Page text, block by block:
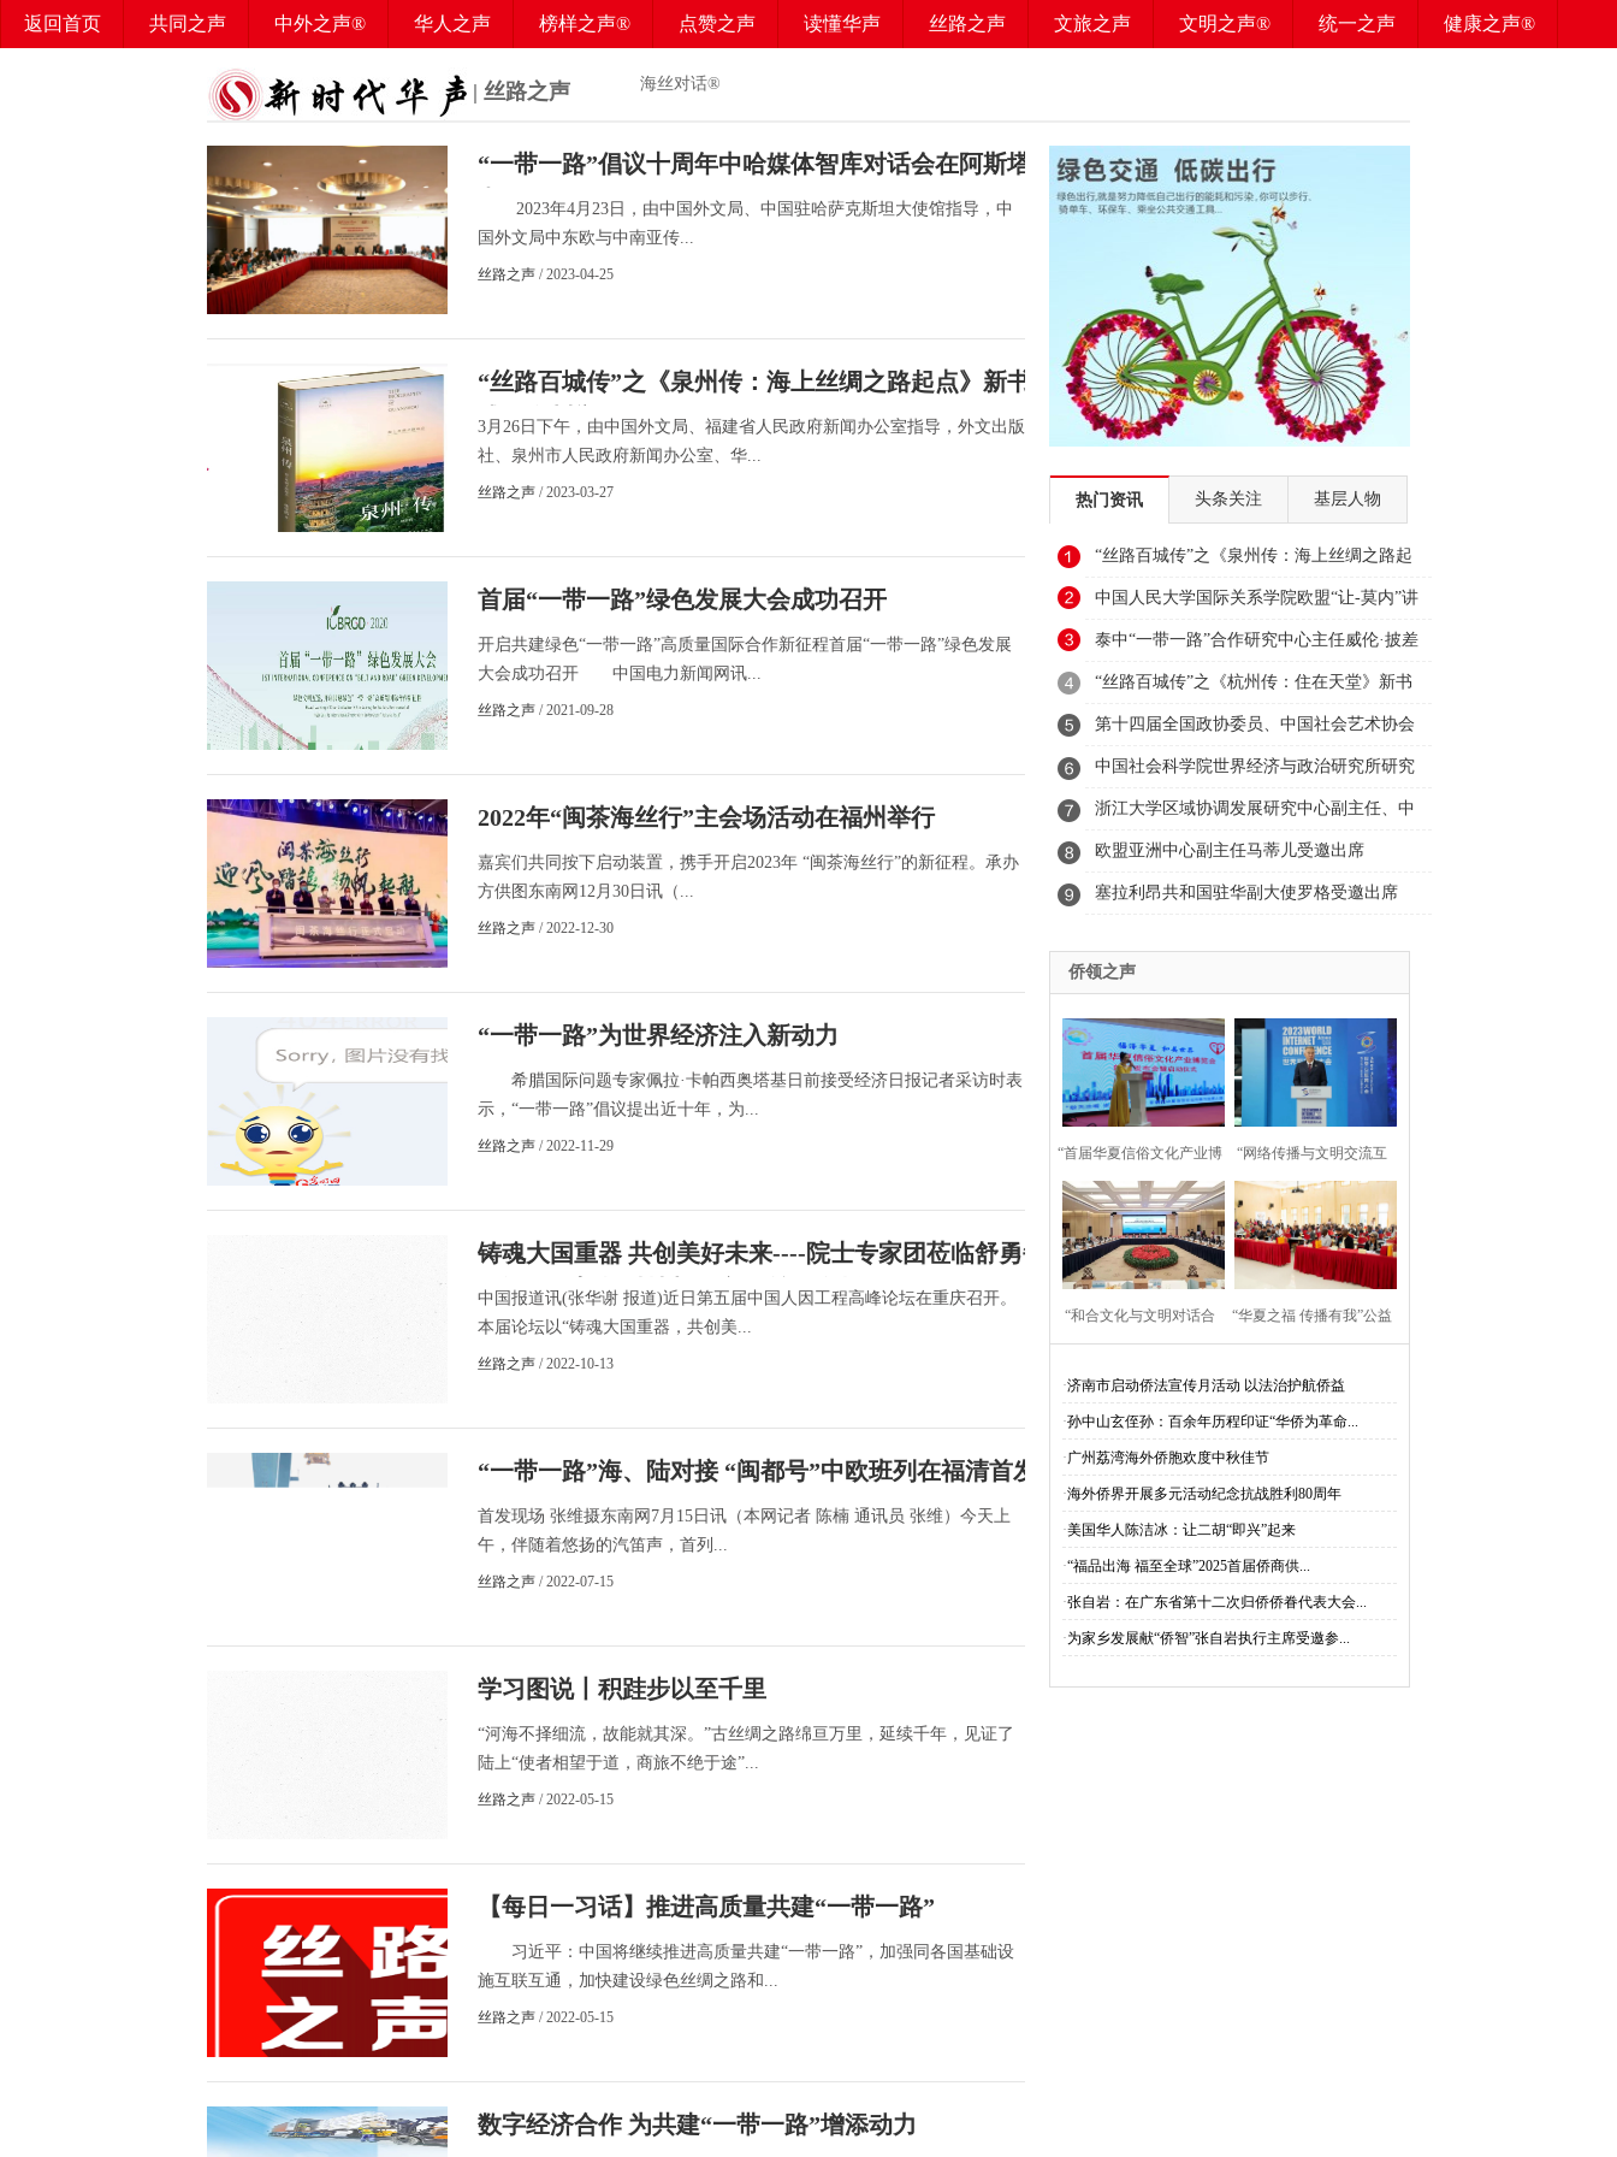
返回首页 共同之声 中外之声® 华人之声 榜样之声® 点赞之声 读懂华声 丝路之声 文旅之声 文明之声® 统一之声 健康之声®
百姓之声® 华声学堂
| 丝路之声 海丝对话®
“一带一路”倡议十周年中哈媒体智库对话会在阿斯塔纳举
2023年4月23日，由中国外文局、中国驻哈萨克斯坦大使馆指导，中
国外文局中东欧与中南亚传...
丝路之声 / 2023-04-25
“丝路百城传”之《泉州传：海上丝绸之路起点》新书首发
式在泉州举行
3月26日下午，由中国外文局、福建省人民政府新闻办公室指导，外文出版
社、泉州市人民政府新闻办公室、华...
丝路之声 / 2023-03-27
首届“一带一路”绿色发展大会成功召开
开启共建绿色“一带一路”高质量国际合作新征程首届“一带一路”绿色发展
大会成功召开 中国电力新闻网讯...
丝路之声 / 2021-09-28
2022年“闽茶海丝行”主会场活动在福州举行
嘉宾们共同按下启动装置，携手开启2023年 “闽茶海丝行”的新征程。承办
方供图东南网12月30日讯（...
丝路之声 / 2022-12-30
“一带一路”为世界经济注入新动力
希腊国际问题专家佩拉·卡帕西奥塔基日前接受经济日报记者采访时表
示，“一带一路”倡议提出近十年，为...
丝路之声 / 2022-11-29
铸魂大国重器 共创美好未来----院士专家团莅临舒勇每日一
画巡展，架起科技与人文的丝路金桥
中国报道讯(张华谢 报道)近日第五届中国人因工程高峰论坛在重庆召开。
本届论坛以“铸魂大国重器，共创美...
丝路之声 / 2022-10-13
“一带一路”海、陆对接 “闽都号”中欧班列在福清首发
首发现场 张维摄东南网7月15日讯（本网记者 陈楠 通讯员 张维）今天上
午，伴随着悠扬的汽笛声，首列...
丝路之声 / 2022-07-15
学习图说丨积跬步以至千里
“河海不择细流，故能就其深。”古丝绸之路绵亘万里，延续千年，见证了
陆上“使者相望于道，商旅不绝于途”...
丝路之声 / 2022-05-15
【每日一习话】推进高质量共建“一带一路”
习近平：中国将继续推进高质量共建“一带一路”，加强同各国基础设
施互联互通，加快建设绿色丝绸之路和...
丝路之声 / 2022-05-15
数字经济合作 为共建“一带一路”增添动力
热门资讯 头条关注 基层人物
“丝路百城传”之《泉州传：海上丝绸之路起
点》新书首发式在泉州举行
中国人民大学国际关系学院欧盟“让-莫内”讲
席教授、国际事务研究所所长、欧盟研究中
心主任王义桅受邀出席2023“为人类造福·与
丝路对话”活动并发言
泰中“一带一路”合作研究中心主任威伦·披差
翁帕迪受邀出席2023“为人类造福·与丝路对
话”活动并发言
“丝路百城传”之《杭州传：住在天堂》新书
首发式在杭州举行
第十四届全国政协委员、中国社会艺术协会
副主席舒勇受邀出席2023“为人类造福·与丝
路对话”活动并发言
中国社会科学院世界经济与政治研究所研究
员、中国社科院大学教授薛力受邀出席
2023“为人类造福·与丝路对话”活动并发言
浙江大学区域协调发展研究中心副主任、中
国西部发展研究院常务副院长董雪兵受邀出
席2023“为人类造福·与丝路对话”活动并发言
欧盟亚洲中心副主任马蒂儿受邀出席
2023“为人类造福·与丝路对话”活动并发言
塞拉利昂共和国驻华副大使罗格受邀出席
侨领之声
“首届华夏信俗文化产业博
览会”在京启动
“网络传播与文明交流互
鉴”论坛在乌镇举行
​“和合文化与文明对话合
举行
“华夏之福 传播有我”公益
大学
·济南市启动侨法宣传月活动 以法治护航侨益
·孙中山玄侄孙：百余年历程印证“华侨为革命...
·广州荔湾海外侨胞欢度中秋佳节
·海外侨界开展多元活动纪念抗战胜利80周年
·美国华人陈洁冰：让二胡“即兴”起来
·“福品出海 福至全球”2025首届侨商供...
·张自岩：在广东省第十二次归侨侨眷代表大会...
·为家乡发展献“侨智”张自岩执行主席受邀参...